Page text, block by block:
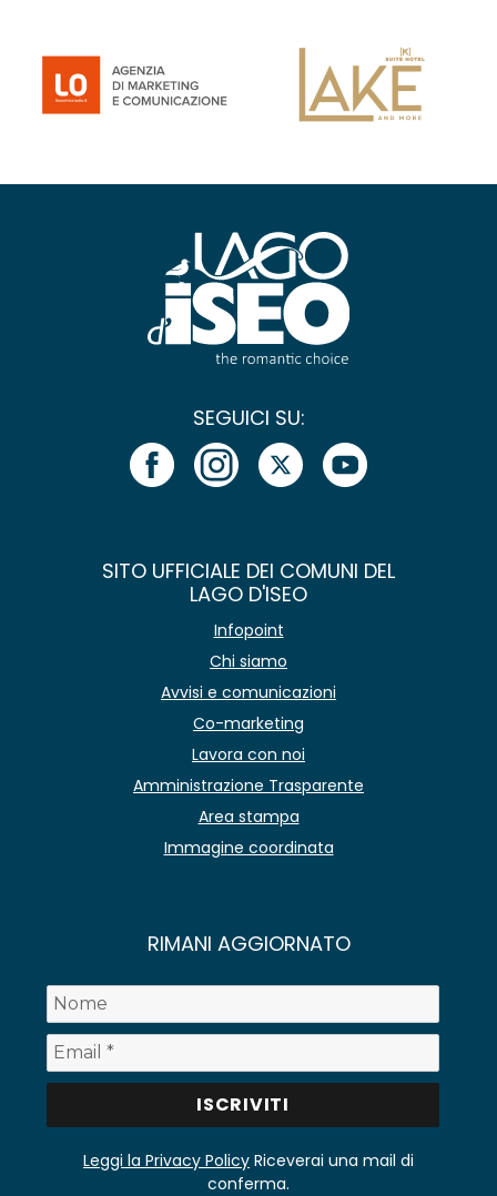
SEGUICI SU:
SITO UFFICIALE DEI COMUNI DEL
LAGO D'ISEO
Infopoint
Chi siamo
Avvisi e comunicazioni
Co-marketing
Lavora con noi
Amministrazione Trasparente
Area stampa
Immagine coordinata
RIMANI AGGIORNATO
Leggi la Privacy Policy Riceverai una mail di
conferma.